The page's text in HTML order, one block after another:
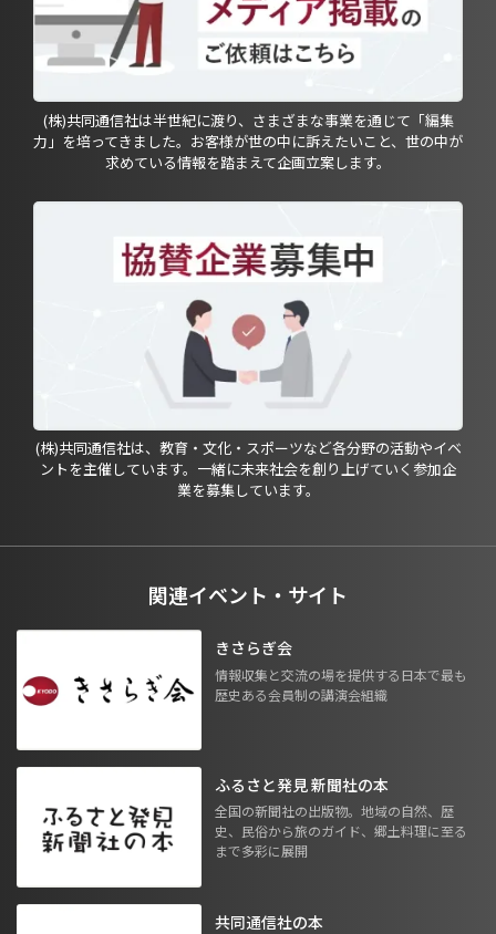
(株)共同通信社は半世紀に渡り、さまざまな事業を通じて「編集
力」を培ってきました。お客様が世の中に訴えたいこと、世の中が
求めている情報を踏まえて企画立案します。
(株)共同通信社は、教育・文化・スポーツなど各分野の活動やイベ
ントを主催しています。一緒に未来社会を創り上げていく参加企
業を募集しています。
関連イベント・サイト
きさらぎ会
情報収集と交流の場を提供する日本で最も
歴史ある会員制の講演会組織
ふるさと発見 新聞社の本
全国の新聞社の出版物。地域の自然、歴
史、民俗から旅のガイド、郷土料理に至る
まで多彩に展開
共同通信社の本